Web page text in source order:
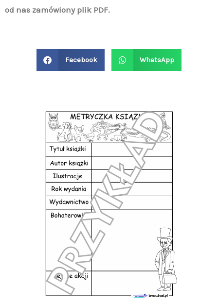
od nas zamówiony plik PDF.
Facebook WhatsApp